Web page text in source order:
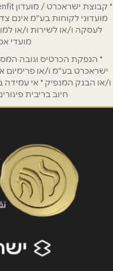
נושא
אנא חזרו אלי
הודעה *
מועדוני לקוחות בע"מ אינם
לעסקה ו/או לשירות ו/או
מועדי
* הנפקת הכרטיס וגובה
ישראכרט בע"מ ו/או
ו/או הבנק המנפיק * אי עמידה
חיוב בריבית